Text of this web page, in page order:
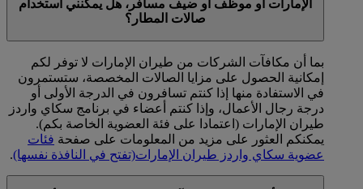
الإمارات أو موظف أو ضيف مسافر، هل يمكنني استخدام
صالات المطار؟
بما أن مكافآت الشركات من طيران الإمارات لا توفر لكم
إمكانية الحصول على مزايا الصالات المخصصة، ستستمرون
في الاستفادة منها إذا كنتم تسافرون في الدرجة الأولى أو
درجة رجال الأعمال، وإذا كنتم أعضاء في برنامج سكاي واردز
طيران الإمارات (اعتمادا على فئة العضوية الخاصة بكم).
يمكنكم العثور على مزيد من المعلومات على صفحة فئات
عضوية سكاي واردز طيران الإمارات(تفتح في النافذة نفسها).